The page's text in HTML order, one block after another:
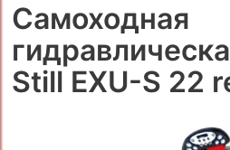
Самоходная
Still EXU-S 22